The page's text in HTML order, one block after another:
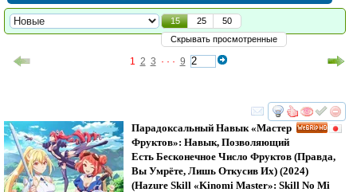
15 25
50
Скрывать просмотренные
1 2 3 · · · 9
смотреть
Парадоксальный Навык «Мастер
Фруктов»: Навык, Позволяющий
Есть Бесконечное Число Фруктов (правда,
Вы Умрёте, Лишь Откусив Их) (2024)
(Hazure Skill «Kinomi Master»: Skill No Mi